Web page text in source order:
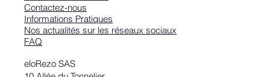
eloRezo SAS
Contactez-nous
Informations Pratiques
Nos actualités sur les réseaux sociaux
FAQ